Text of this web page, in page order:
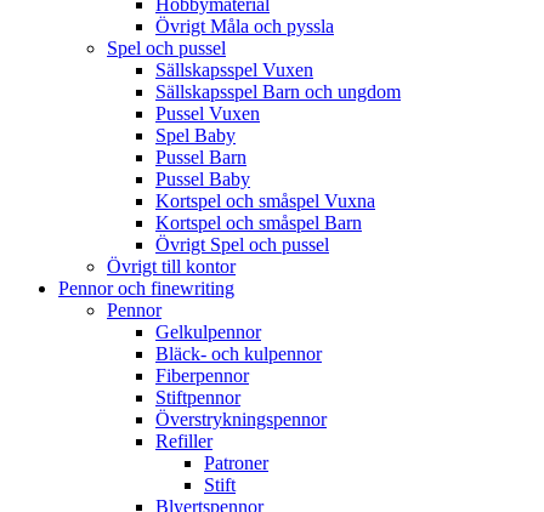
Hobbymaterial
Övrigt Måla och pyssla
Spel och pussel
Sällskapsspel Vuxen
Sällskapsspel Barn och ungdom
Pussel Vuxen
Spel Baby
Pussel Barn
Pussel Baby
Kortspel och småspel Vuxna
Kortspel och småspel Barn
Övrigt Spel och pussel
Övrigt till kontor
Pennor och finewriting
Pennor
Gelkulpennor
Bläck- och kulpennor
Fiberpennor
Stiftpennor
Överstrykningspennor
Refiller
Patroner
Stift
Blyertspennor